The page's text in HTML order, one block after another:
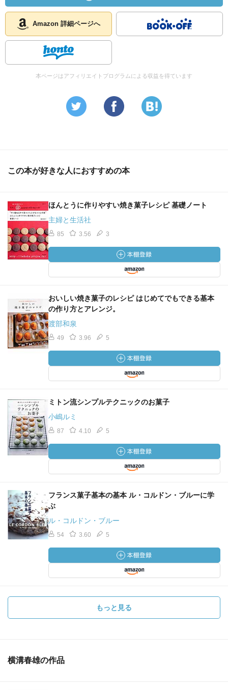
Amazon 詳細ページへ
本ページはアフィリエイトプログラムによる収益を得ています
この本が好きな人におすすめの本
ほんとうに作りやすい焼き菓子レシピ 基礎ノート
主婦と生活社
85 3.56 3
おいしい焼き菓子のレシピ はじめてでもできる基本
の作り方とアレンジ。
渡部和泉
49 3.96 5
ミトン流シンプルテクニックのお菓子
小嶋ルミ
87 4.10 5
フランス菓子基本の基本 ル・コルドン・ブルーに学
ぶ
ル・コルドン・ブルー
54 3.60 5
もっと見る
横溝春雄の作品